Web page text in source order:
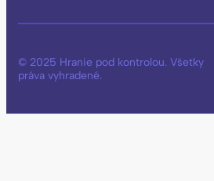
© 2025 Hranie pod kontrolou. Všetky
práva vyhradené.